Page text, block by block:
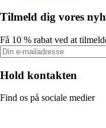
Tilmeld dig vores
Få 10 % rabat ved at
Hold kontakten
Find os på sociale medier